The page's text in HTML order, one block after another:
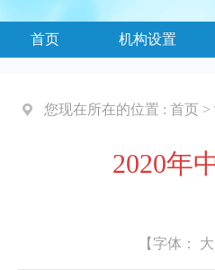
首页 机构设置
您现在所在的位置 : 首页 >
2020年
【字体： 大